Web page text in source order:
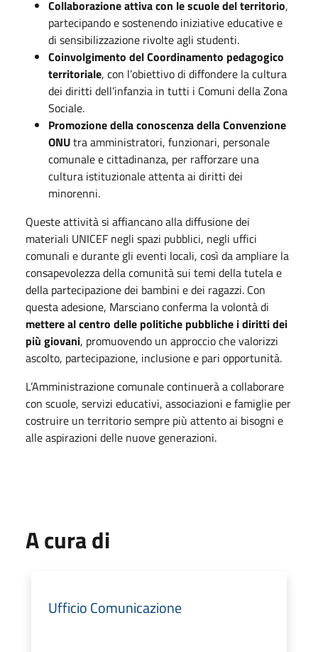
Collaborazione attiva con le scuole del territorio,
partecipando e sostenendo iniziative educative e
di sensibilizzazione rivolte agli studenti.
Coinvolgimento del Coordinamento pedagogico
territoriale, con l’obiettivo di diffondere la cultura
dei diritti dell’infanzia in tutti i Comuni della Zona
Sociale.
Promozione della conoscenza della Convenzione
ONUtra amministratori, funzionari, personale
comunale e cittadinanza, per rafforzare una
cultura istituzionale attenta ai diritti dei
minorenni.
Queste attività si affiancano alla diffusione dei
materiali UNICEF negli spazi pubblici, negli uffici
comunali e durante gli eventi locali, così da ampliare la
consapevolezza della comunità sui temi della tutela e
della partecipazione dei bambini e dei ragazzi. Con
questa adesione, Marsciano conferma la volontà di
mettere al centro delle politiche pubbliche i diritti dei
più giovani, promuovendo un approccio che valorizzi
ascolto, partecipazione, inclusione e pari opportunità.
L’Amministrazione comunale continuerà a collaborare
con scuole, servizi educativi, associazioni e famiglie per
costruire un territorio sempre più attento ai bisogni e
alle aspirazioni delle nuove generazioni.
A cura di
Ufficio Comunicazione